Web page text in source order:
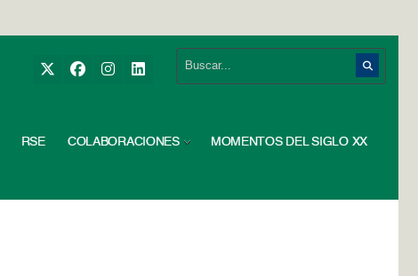
RSE COLABORACIONES MOMENTOS DEL SIGLO XX